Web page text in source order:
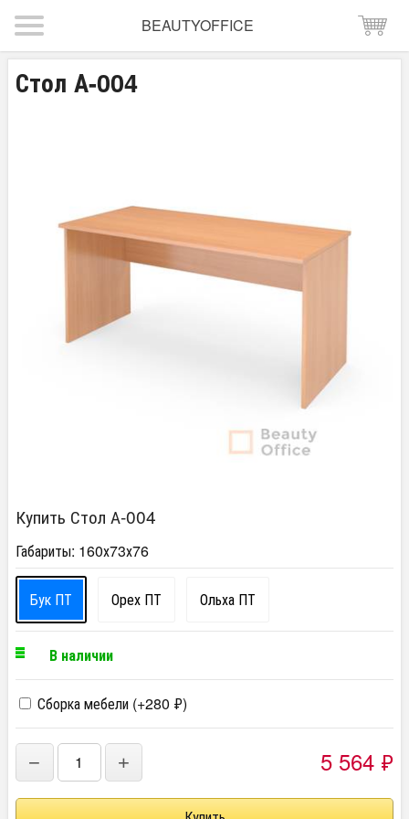
BEAUTYOFFICE
Стол А-004
Купить Стол А-004
Габариты: 160х73х76
Бук ПТ Орех ПТ Ольха ПТ
В наличии
Сборка мебели (+280 ₽)
− + 5 564 ₽